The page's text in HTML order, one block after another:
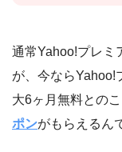
通常Yahoo!プレミ
が、今ならYahoo!
大6ヶ月無料との
ポンがもらえるん